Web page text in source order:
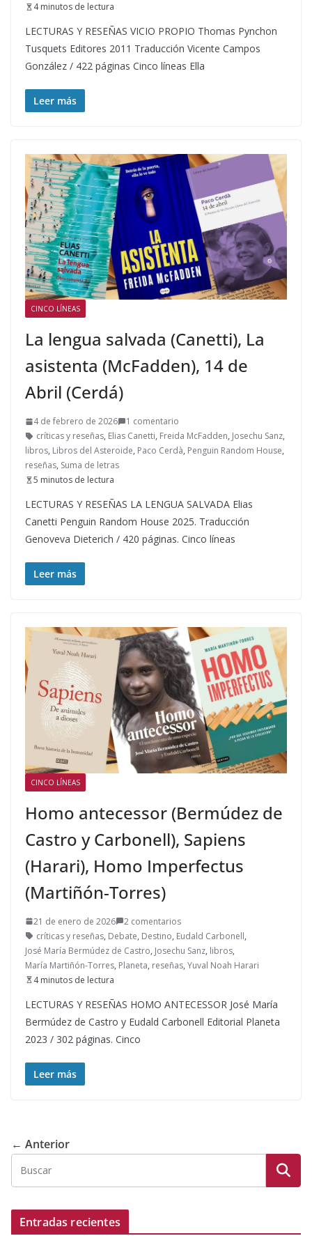
4 minutos de lectura
LECTURAS Y RESEÑAS VICIO PROPIO Thomas Pynchon
Tusquets Editores 2011 Traducción Vicente Campos
González / 422 páginas Cinco líneas Ella
Leer más
CINCO LÍNEAS
La lengua salvada (Canetti), La
asistenta (McFadden), 14 de
Abril (Cerdá)
4 de febrero de 2026
1 comentario
críticas y reseñas, Elias Canetti, Freida McFadden, Josechu Sanz,
libros, Libros del Asteroide, Paco Cerdà, Penguin Random House,
reseñas, Suma de letras
5 minutos de lectura
LECTURAS Y RESEÑAS LA LENGUA SALVADA Elias
Canetti Penguin Random House 2025. Traducción
Genoveva Dieterich / 420 páginas. Cinco líneas
Leer más
CINCO LÍNEAS
Homo antecessor (Bermúdez de
Castro y Carbonell), Sapiens
(Harari), Homo Imperfectus
(Martiñón-Torres)
21 de enero de 2026
2 comentarios
críticas y reseñas, Debate, Destino, Eudald Carbonell,
José María Bermúdez de Castro, Josechu Sanz, libros,
María Martiñón-Torres, Planeta, reseñas, Yuval Noah Harari
4 minutos de lectura
LECTURAS Y RESEÑAS HOMO ANTECESSOR José María
Bermúdez de Castro y Eudald Carbonell Editorial Planeta
2023 / 302 páginas. Cinco
Leer más
← Anterior
Entradas recientes